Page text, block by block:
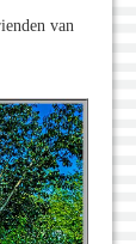
van